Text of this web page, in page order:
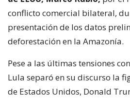
conflicto comercial bilateral,
presentación de los datos
deforestación en la Amazonía.
Pese a las últimas tensiones
Lula separó en su discurso la
de Estados Unidos, Donald